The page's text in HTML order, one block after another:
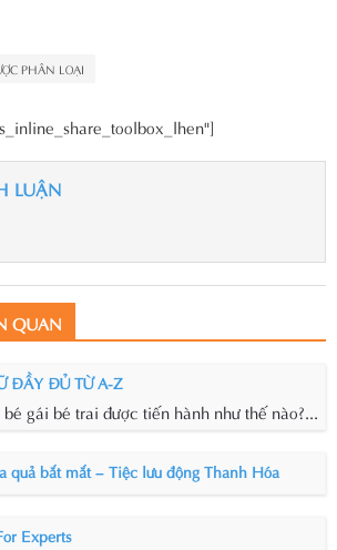
PHÂN LOẠI
LUẬN
QUAN
ĐẦY ĐỦ TỪ A-Z
gái bé trai được tiến hành như thế nào?...
quả bắt mắt – Tiệc lưu động Thanh Hóa
Experts